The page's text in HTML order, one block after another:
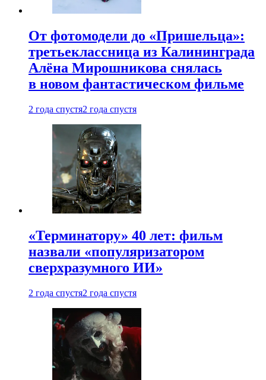
От фотомодели до «Пришельца»:
третьеклассница из Калининграда
Алёна Мирошникова снялась
в новом фантастическом фильме
2 года спустя2 года спустя
«Терминатору» 40 лет: фильм
назвали «популяризатором
сверхразумного ИИ»
2 года спустя2 года спустя